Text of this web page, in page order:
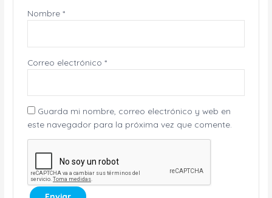
Nombre *
Correo electrónico *
Guarda mi nombre, correo electrónico y web en
este navegador para la próxima vez que comente.